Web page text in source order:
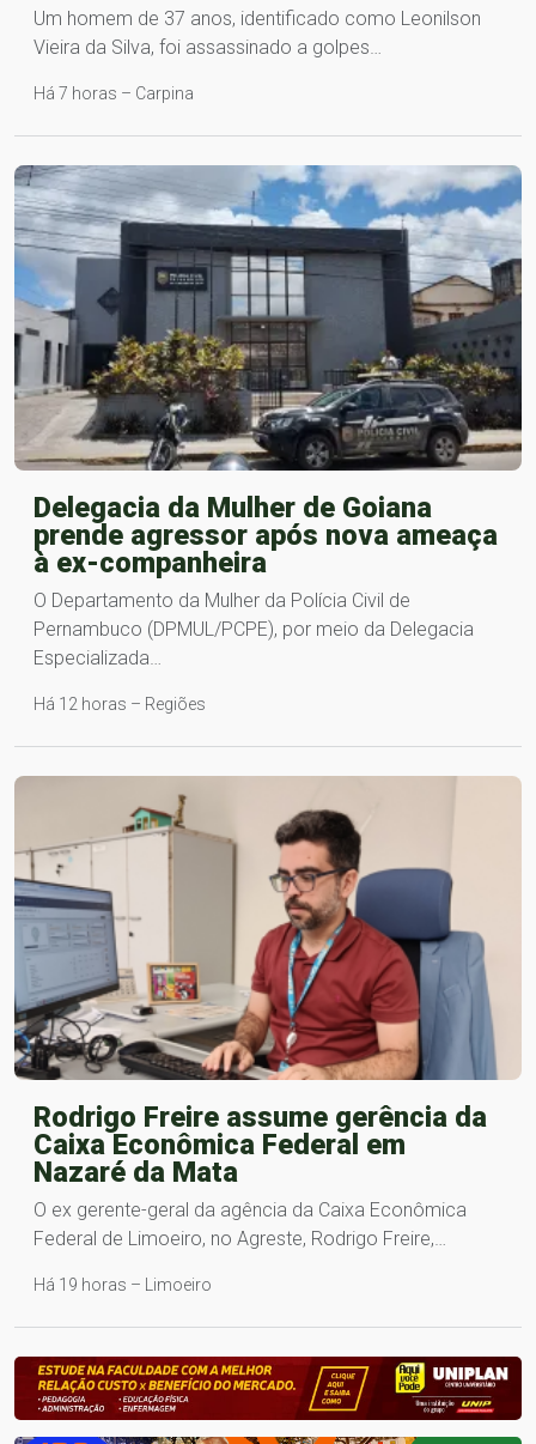
Um homem de 37 anos, identificado como Leonilson
Vieira da Silva, foi assassinado a golpes…
Há 7 horas – Carpina
Delegacia da Mulher de Goiana
prende agressor após nova ameaça
à ex-companheira
O Departamento da Mulher da Polícia Civil de
Pernambuco (DPMUL/PCPE), por meio da Delegacia
Especializada…
Há 12 horas – Regiões
Rodrigo Freire assume gerência da
Caixa Econômica Federal em
Nazaré da Mata
O ex gerente-geral da agência da Caixa Econômica
Federal de Limoeiro, no Agreste, Rodrigo Freire,…
Há 19 horas – Limoeiro